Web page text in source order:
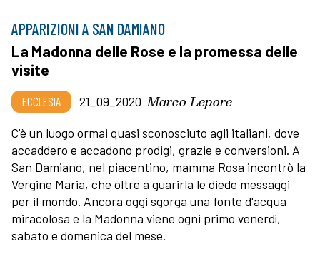
APPARIZIONI A SAN DAMIANO
La Madonna delle Rose e la promessa delle
visite
ECCLESIA 21_09_2020 Marco Lepore
C'è un luogo ormai quasi sconosciuto agli italiani, dove
accaddero e accadono prodigi, grazie e conversioni. A
San Damiano, nel piacentino, mamma Rosa incontrò la
Vergine Maria, che oltre a guarirla le diede messaggi
per il mondo. Ancora oggi sgorga una fonte d'acqua
miracolosa e la Madonna viene ogni primo venerdì,
sabato e domenica del mese.